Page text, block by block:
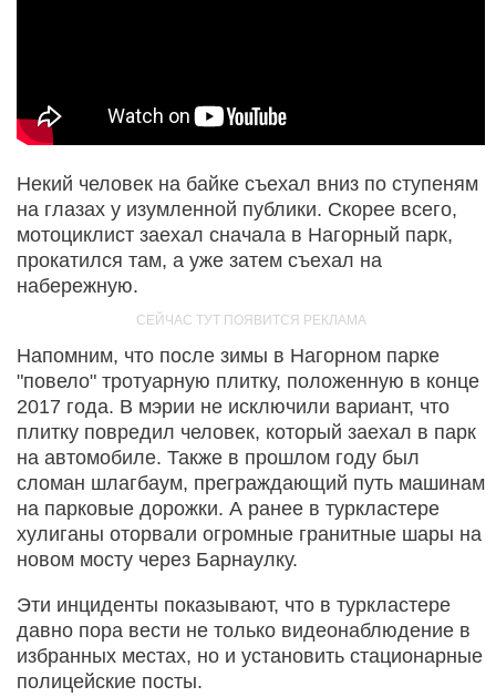
Некий человек на байке съехал вниз по ступеням
на глазах у изумленной публики. Скорее всего,
мотоциклист заехал сначала в Нагорный парк,
прокатился там, а уже затем съехал на
набережную.
Напомним, что после зимы в Нагорном парке
"повело" тротуарную плитку, положенную в конце
2017 года. В мэрии не исключили вариант, что
плитку повредил человек, который заехал в парк
на автомобиле. Также в прошлом году был
сломан шлагбаум, преграждающий путь машинам
на парковые дорожки. А ранее в туркластере
хулиганы оторвали огромные гранитные шары на
новом мосту через Барнаулку.
Эти инциденты показывают, что в туркластере
давно пора вести не только видеонаблюдение в
избранных местах, но и установить стационарные
полицейские посты.